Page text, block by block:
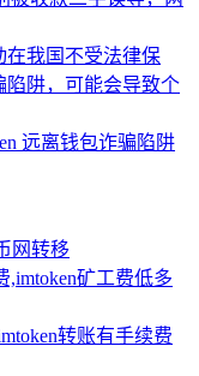
在我国不受法律保
陷阱，可能会导致个
远离钱包诈骗陷阱
网转移
,imtoken矿工费低多
转账有手续费